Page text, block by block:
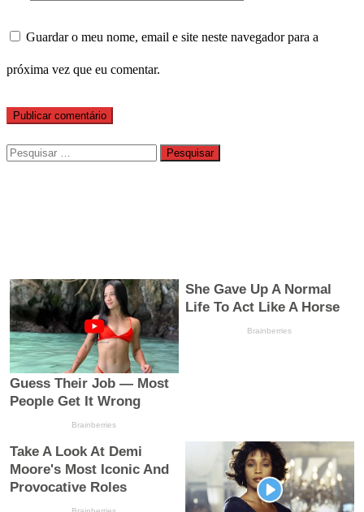
Guardar o meu nome, email e site neste navegador para a
próxima vez que eu comentar.
Pesquisar
por: